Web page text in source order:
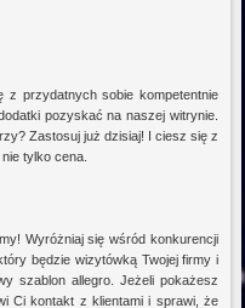
z przydatnych sobie kompetentnie
pozyskać na naszej witrynie.
Zastosuj już dzisiaj! I ciesz się z
tylko cena.
Wyróżniaj się wśród konkurencji
będzie wizytówką Twojej firmy i
szablon allegro. Jeżeli pokażesz
Ci kontakt z klientami i sprawi, że